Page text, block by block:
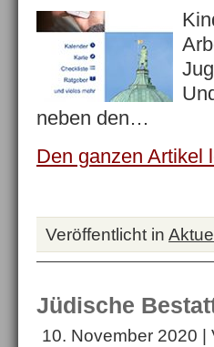
neben den…
Den ganzen Artikel
Veröffentlicht in
Jüdische
10. November 2020 |